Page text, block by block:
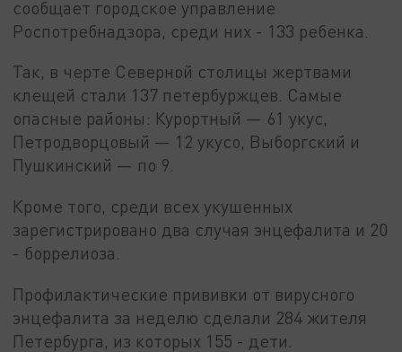
сообщает городское управление
Роспотребнадзора, среди них - 133 ребенка.
Так, в черте Северной столицы жертвами
клещей стали 137 петербуржцев. Самые
опасные районы: Курортный — 61 укус,
Петродворцовый — 12 укусо, Выборгский и
Пушкинский — по 9.
Кроме того, среди всех укушенных
зарегистрировано два случая энцефалита и 20
- боррелиоза.
Профилактические прививки от вирусного
энцефалита за неделю сделали 284 жителя
Петербурга, из которых 155 - дети.